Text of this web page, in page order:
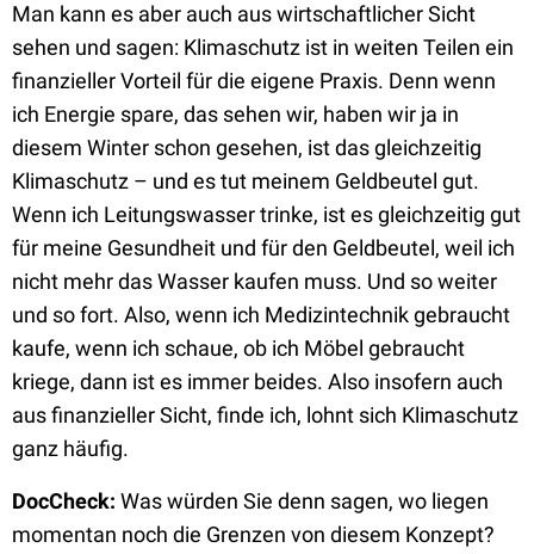
Man kann es aber auch aus wirtschaftlicher Sicht
sehen und sagen: Klimaschutz ist in weiten Teilen ein
finanzieller Vorteil für die eigene Praxis. Denn wenn
ich Energie spare, das sehen wir, haben wir ja in
diesem Winter schon gesehen, ist das gleichzeitig
Klimaschutz – und es tut meinem Geldbeutel gut.
Wenn ich Leitungswasser trinke, ist es gleichzeitig gut
für meine Gesundheit und für den Geldbeutel, weil ich
nicht mehr das Wasser kaufen muss. Und so weiter
und so fort. Also, wenn ich Medizintechnik gebraucht
kaufe, wenn ich schaue, ob ich Möbel gebraucht
kriege, dann ist es immer beides. Also insofern auch
aus finanzieller Sicht, finde ich, lohnt sich Klimaschutz
ganz häufig.
DocCheck: Was würden Sie denn sagen, wo liegen
momentan noch die Grenzen von diesem Konzept?